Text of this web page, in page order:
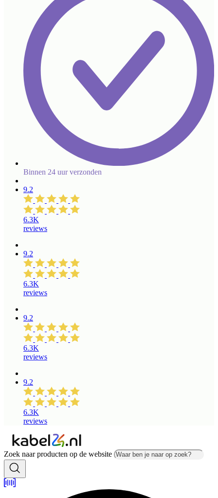
Binnen 24 uur verzonden
9.2
6.3K
reviews
9.2
6.3K
reviews
9.2
6.3K
reviews
9.2
6.3K
reviews
Zoek naar producten op de website